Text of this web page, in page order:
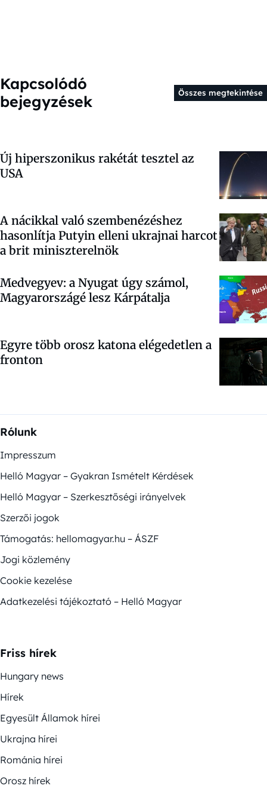
Kapcsolódó
bejegyzések
Összes megtekintése
Új hiperszonikus rakétát tesztel az
USA
A nácikkal való szembenézéshez
hasonlítja Putyin elleni ukrajnai harcot
a brit miniszterelnök
Medvegyev: a Nyugat úgy számol,
Magyarországé lesz Kárpátalja
Egyre több orosz katona elégedetlen a
fronton
Rólunk
Impresszum
Helló Magyar – Gyakran Ismételt Kérdések
Helló Magyar – Szerkesztőségi irányelvek
Szerzői jogok
Támogatás: hellomagyar.hu – ÁSZF
Jogi közlemény
Cookie kezelése
Adatkezelési tájékoztató – Helló Magyar
Friss hírek
Hungary news
Hírek
Egyesült Államok hírei
Ukrajna hírei
Románia hírei
Orosz hírek